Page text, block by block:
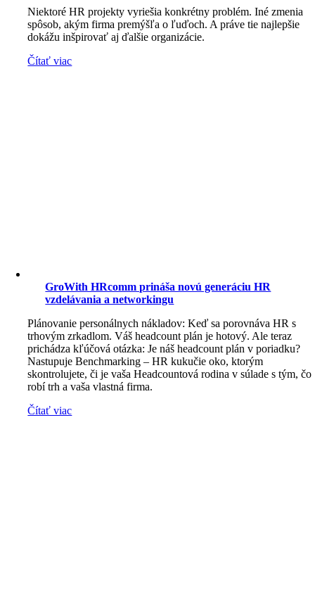
Niektoré HR projekty vyriešia konkrétny problém. Iné zmenia
spôsob, akým firma premýšľa o ľuďoch. A práve tie najlepšie
dokážu inšpirovať aj ďalšie organizácie.
Čítať viac
GroWith HRcomm prináša novú generáciu HR
vzdelávania a networkingu
Plánovanie personálnych nákladov: Keď sa porovnáva HR s
trhovým zrkadlom. Váš headcount plán je hotový. Ale teraz
prichádza kľúčová otázka: Je náš headcount plán v poriadku?
Nastupuje Benchmarking – HR kukučie oko, ktorým
skontrolujete, či je vaša Headcountová rodina v súlade s tým, čo
robí trh a vaša vlastná firma.
Čítať viac